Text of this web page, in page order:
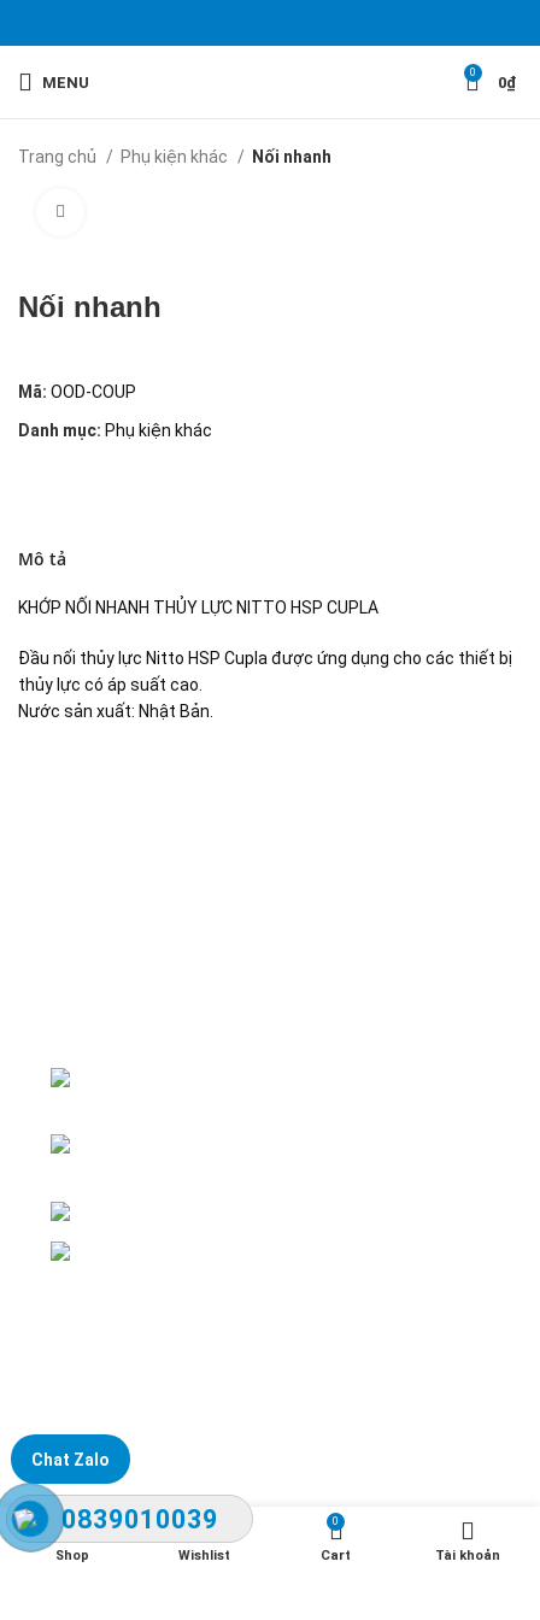
MENU
0
0₫
Trang chủ Phụ kiện khác Nối nhanh
Nối nhanh
Mã: OOD-COUP
Danh mục: Phụ kiện khác
Mô tả
KHỚP NỐI NHANH THỦY LỰC NITTO HSP CUPLA
Đầu nối thủy lực Nitto HSP Cupla được ứng dụng cho các thiết bị
thủy lực có áp suất cao.
Nước sản xuất: Nhật Bản.
Chat Zalo
0839010039
Shop Wishlist
0
Cart Tài khoản